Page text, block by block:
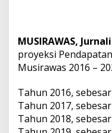
D
K
a
b
p
a
t
e
MUSIRAWAS,
proyeksi
Musirawas 2016 –
Tahun 2016,
Tahun 2017,
Tahun 2018,